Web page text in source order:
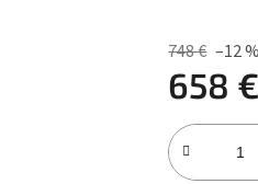
748 € –12 %
658 €
Jednotková